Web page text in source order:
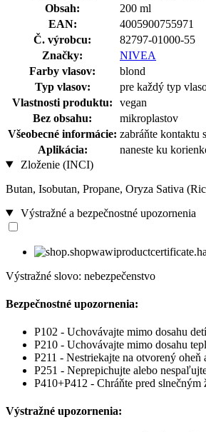
Obsah:
200 ml
EAN:
4005900755971
Č. výrobcu:
82797-01000-55
Značky:
NIVEA
Farby vlasov:
blond
Typ vlasov:
pre každý typ
Vlastnosti produktu:
vegan
Bez obsahu:
mikroplastov
Všeobecné informácie: zabráňte kontaktu
Aplikácia:
naneste ku
Zloženie (INCI)
Butan, Isobutan, Propane, Oryza Sativa
Výstražné a bezpečnostné upozornenia
Výstražné slovo: nebezpečenstvo
Bezpečnostné upozornenia:
P102 - Uchovávajte mimo dosahu
P210 - Uchovávajte mimo dosahu
P211 - Nestriekajte na otvorený oheň
P251 - Neprepichujte alebo
P410+P412 - Chráňte pred
Výstražné upozornenia: